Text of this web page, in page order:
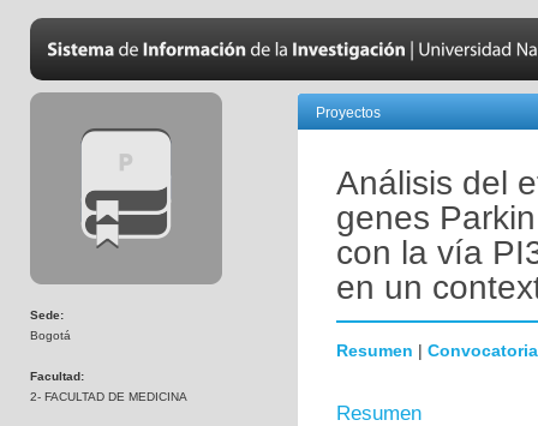
Sede:
Bogotá
Facultad:
2- FACULTAD DE MEDICINA
Proyectos
Análisis del
genes
con la vía
en un
Resumen | Convocatoria
Resumen